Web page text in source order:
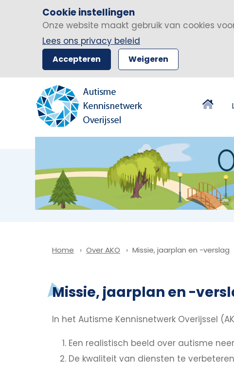
Cookie instellingen
Onze website maakt gebruik van cookies
Lees ons privacy beleid
Accepteren Weigeren
Home Over AKO Missie, jaarplan en -verslag
Missie, jaarplan en -
In het Autisme Kennisnetwerk Overijssel
Een realistisch beeld over autisme
De kwaliteit van diensten te verbeteren